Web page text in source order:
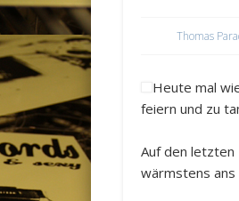
Thomas
Heute mal
feiern und zu
Auf den letzten
wärmstens